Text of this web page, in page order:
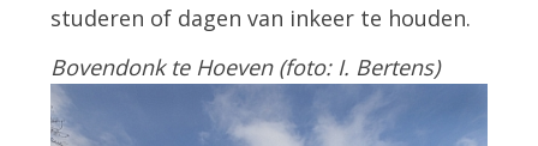
studeren of dagen van inkeer te houden.
Bovendonk te Hoeven (foto: I. Bertens)